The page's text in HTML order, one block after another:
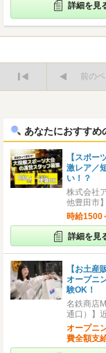
詳細を見
前の
あなたにおすすめ
【スポー
激レア／
い！？
株式会社
他豊田市
時給1500
詳細を見
【お土産
オープニ
験OK！
名鉄商店
通口）】
オープニ
費全額支